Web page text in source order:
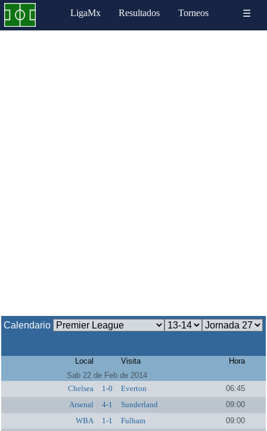
LigaMx Resultados Torneos ☰
Calendario
Local Visita
Hora
Sab 22 de Feb de 2014
Chelsea
1-0 Everton
06:45
Arsenal
4-1 Sunderland
09:00
WBA
1-1 Fulham
09:00